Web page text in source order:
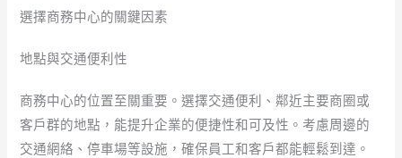
選擇商務中心的關鍵因素
地點與交通便利性
商務中心的位置至關重要。選擇交通便利、鄰近主要商圈或
客戶群的地點，能提升企業的便捷性和可及性。考慮周邊的
交通網絡、停車場等設施，確保員工和客戶都能輕鬆到達。